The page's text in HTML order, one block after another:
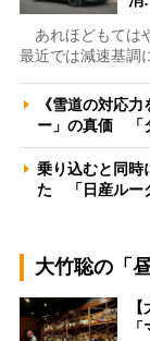
あれほどもては
最近では減速基調
《雪道の対応
ー」の真価 「
乗り込むと同時
た 「日産ルー
大竹聡の「